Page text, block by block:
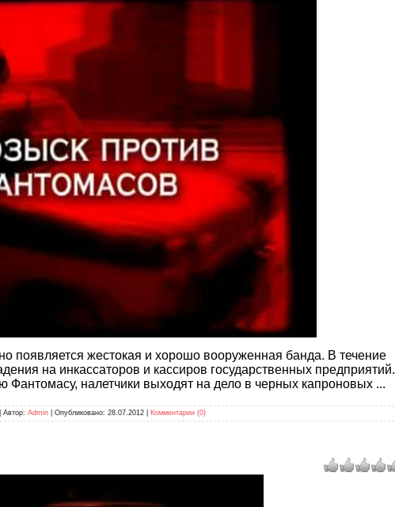
появляется жестокая и хорошо вооруженная банда. В течение
на инкассаторов и кассиров государственных предприятий.
Фантомасу, налетчики выходят на дело в черных капроновых ...
Автор: Admin | Опубликовано: 28.07.2012 Комментарии (0)